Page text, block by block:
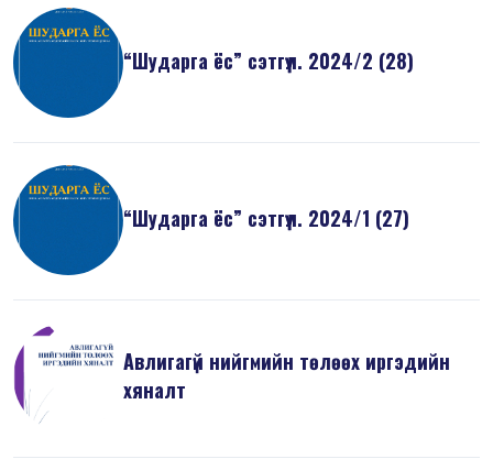
“Шударга ёс” сэтгүүл. 2024/2 (28)
“Шударга ёс” сэтгүүл. 2024/1 (27)
Авлигагүй нийгмийн төлөөх иргэдийн
хяналт